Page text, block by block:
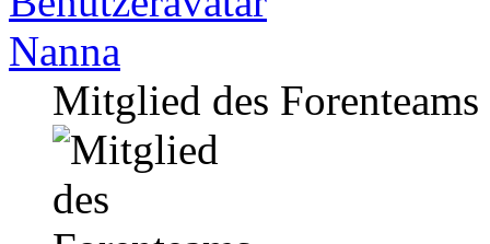
Nanna
Mitglied des Forenteams